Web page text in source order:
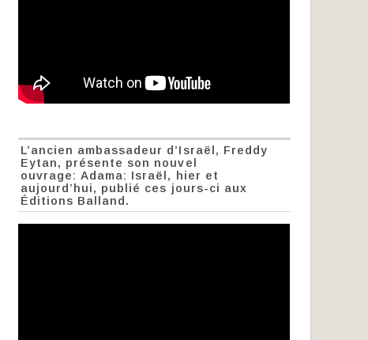
L’ancien ambassadeur d’Israël, Freddy
Eytan, présente son nouvel
ouvrage: Adama: Israël, hier et
aujourd’hui, publié ces jours-ci aux
Éditions Balland.